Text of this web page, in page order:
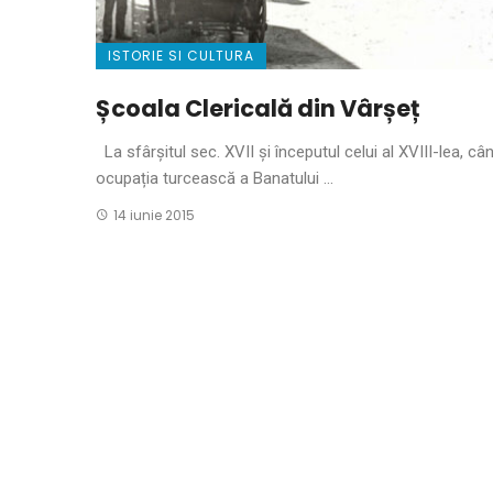
ISTORIE SI CULTURA
Școala Clericală din Vârșeț
La sfârșitul sec. XVII și începutul celui al XVIII-lea,
ocupația turcească a Banatului ...
14 iunie 2015